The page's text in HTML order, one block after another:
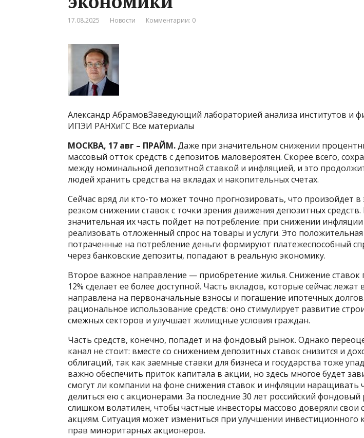
17.08.2025 Новости Комментарии: 0
Александр АбрамовЗаведующий лабораторией анализа институтов и
ИПЭИ РАНХиГС Все материалы
МОСКВА, 17 авг – ПРАЙМ.Даже при значительном снижении
массовый отток средств с депозитов маловероятен. Скорее всего,
между номинальной депозитной ставкой и инфляцией, и это
людей хранить средства на вкладах и накопительных счетах.
Сейчас вряд ли кто-то может точно прогнозировать, что произойдет
резком снижении ставок с точки зрения движения депозитных средств.
значительная их часть пойдет на потребление: при снижении
реализовать отложенный спрос на товары и услуги. Это
потраченные на потребление деньги формируют платежеспособный
через банковские депозиты, попадают в реальную экономику.
Второе важное направление — приобретение жилья. Снижение ставок
12% сделает ее более доступной. Часть вкладов, которые сейчас лежат
направлена на первоначальные взносы и погашение ипотечных
рациональное использование средств: оно стимулирует развитие
смежных секторов и улучшает жилищные условия граждан.
Часть средств, конечно, попадет и на фондовый рынок. Однако
канал не стоит: вместе со снижением депозитных ставок снизится и
облигаций, так как заемные ставки для бизнеса и государства тоже
важно обеспечить приток капитала в акции, но здесь многое будет
смогут ли компании на фоне снижения ставок и инфляции наращивать
делиться ею с акционерами. За последние 30 лет российский
слишком волатилен, чтобы частные инвесторы массово доверяли свои
акциям. Ситуация может измениться при улучшении инвестиционного
прав миноритарных акционеров.